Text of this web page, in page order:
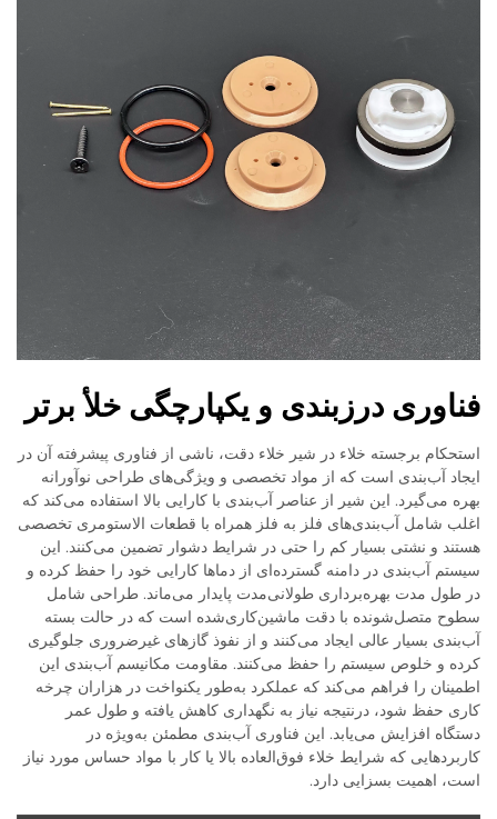
فناوری درزبندی و یکپارچگی خلأ برتر
استحکام برجسته خلاء در شیر خلاء دقت، ناشی از فناوری پیشرفته آن در
ایجاد آب‌بندی است که از مواد تخصصی و ویژگی‌های طراحی نوآورانه
بهره می‌گیرد. این شیر از عناصر آب‌بندی با کارایی بالا استفاده می‌کند که
اغلب شامل آب‌بندی‌های فلز به فلز همراه با قطعات الاستومری تخصصی
هستند و نشتی بسیار کم را حتی در شرایط دشوار تضمین می‌کنند. این
سیستم آب‌بندی در دامنه گسترده‌ای از دماها کارایی خود را حفظ کرده و
در طول مدت بهره‌برداری طولانی‌مدت پایدار می‌ماند. طراحی شامل
سطوح متصل‌شونده با دقت ماشین‌کاری‌شده است که در حالت بسته
آب‌بندی بسیار عالی ایجاد می‌کنند و از نفوذ گازهای غیرضروری جلوگیری
کرده و خلوص سیستم را حفظ می‌کنند. مقاومت مکانیسم آب‌بندی این
اطمینان را فراهم می‌کند که عملکرد به‌طور یکنواخت در هزاران چرخه
کاری حفظ شود، درنتیجه نیاز به نگهداری کاهش یافته و طول عمر
دستگاه افزایش می‌یابد. این فناوری آب‌بندی مطمئن به‌ویژه در
کاربردهایی که شرایط خلاء فوق‌العاده بالا یا کار با مواد حساس مورد نیاز
است، اهمیت بسزایی دارد.